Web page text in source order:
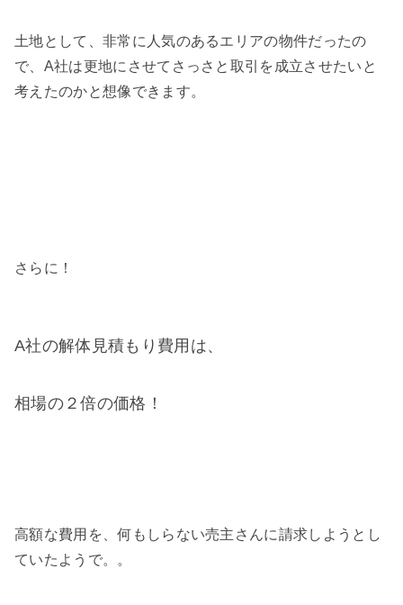
土地として、非常に人気のあるエリアの物件だったの
で、A社は更地にさせてさっさと取引を成立させたいと
考えたのかと想像できます。
さらに！
A社の解体見積もり費用は、
相場の２倍の価格！
高額な費用を、何もしらない売主さんに請求しようとし
ていたようで。。